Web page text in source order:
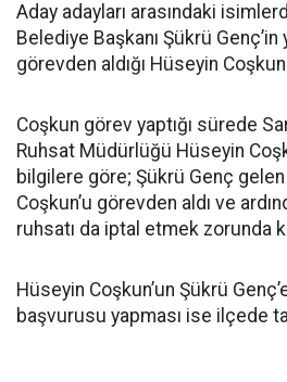
Aday adayları arasındaki
Belediye Başkanı Şükrü Genç’in
görevden aldığı Hüseyin
Coşkun görev yaptığı sürede
Ruhsat Müdürlüğü Hüseyin
bilgilere göre; Şükrü Genç
Coşkun’u görevden aldı ve
ruhsatı da iptal etmek zorunda
Hüseyin Coşkun’un Şükrü
başvurusu yapması ise ilçede